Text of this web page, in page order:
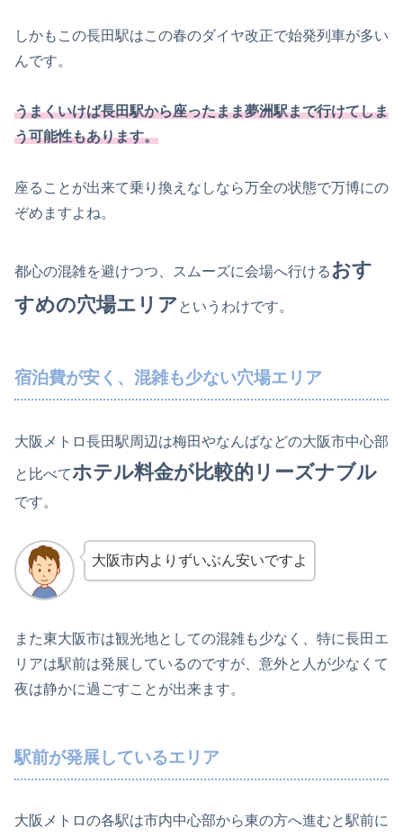
しかもこの長田駅はこの春のダイヤ改正で始発列車が多い
んです。
うまくいけば長田駅から座ったまま夢洲駅まで行けてしま
う可能性もあります。
座ることが出来て乗り換えなしなら万全の状態で万博にの
ぞめますよね。
都心の混雑を避けつつ、スムーズに会場へ行けるおす
すめの穴場エリアというわけです。
宿泊費が安く、混雑も少ない穴場エリア
大阪メトロ長田駅周辺は梅田やなんばなどの大阪市中心部
と比べてホテル料金が比較的リーズナブル
です。
大阪市内よりずいぶん安いですよ
また東大阪市は観光地としての混雑も少なく、特に長田エ
リアは駅前は発展しているのですが、意外と人が少なくて
夜は静かに過ごすことが出来ます。
駅前が発展しているエリア
大阪メトロの各駅は市内中心部から東の方へ進むと駅前に